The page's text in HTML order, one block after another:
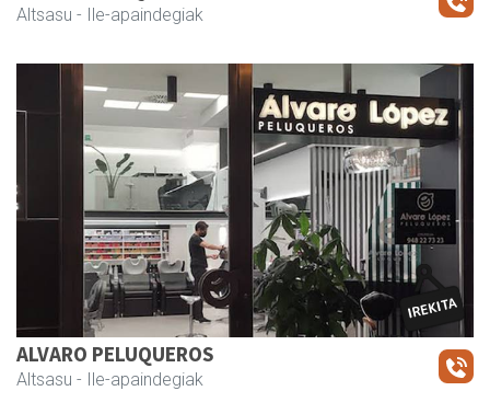
Altsasu - Ile-apaindegiak
ALVARO PELUQUEROS
Altsasu - Ile-apaindegiak